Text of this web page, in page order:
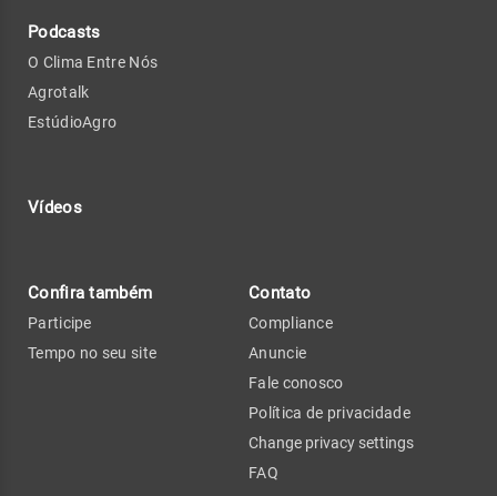
Podcasts
O Clima Entre Nós
Agrotalk
EstúdioAgro
Vídeos
Confira também
Participe
Tempo no seu site
Contato
Compliance
Anuncie
Fale conosco
Política de privacidade
Change privacy settings
FAQ